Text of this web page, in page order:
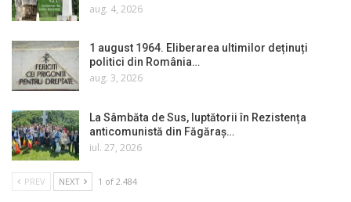
aug. 4, 2026
1 august 1964. Eliberarea ultimilor deținuți
politici din România…
aug. 3, 2026
La Sâmbăta de Sus, luptătorii în Rezistența
anticomunistă din Făgăraș…
iul. 27, 2026
PREV NEXT 1 of 2.484